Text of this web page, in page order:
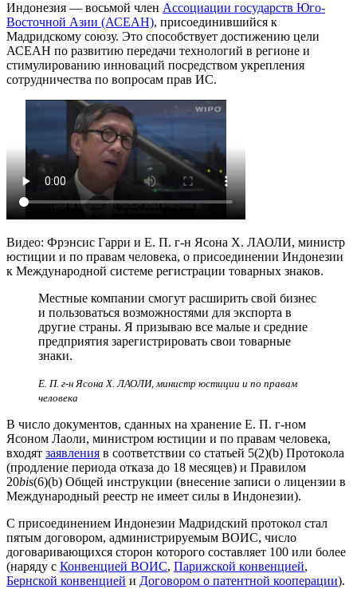
Индонезия — восьмой член Ассоциации государств Юго-
Восточной Азии (АСЕАН), присоединившийся к
Мадридскому союзу. Это способствует достижению цели
АСЕАН по развитию передачи технологий в регионе и
стимулированию инноваций посредством укрепления
сотрудничества по вопросам прав ИС.
Видео: Фрэнсис Гарри и Е. П. г-н Ясона Х. ЛАОЛИ, министр
юстиции и по правам человека, о присоединении Индонезии
к Международной системе регистрации товарных знаков.
Местные компании смогут расширить свой бизнес
и пользоваться возможностями для экспорта в
другие страны. Я призываю все малые и средние
предприятия зарегистрировать свои товарные
знаки.
Е. П. г-н Ясона Х. ЛАОЛИ, министр юстиции и по правам
человека
В число документов, сданных на хранение Е. П. г-ном
Ясоном Лаоли, министром юстиции и по правам человека,
входят заявления в соответствии со статьей 5(2)(b) Протокола
(продление периода отказа до 18 месяцев) и Правилом
20bis(6)(b) Общей инструкции (внесение записи о лицензии в
Международный реестр не имеет силы в Индонезии).
С присоединением Индонезии Мадридский протокол стал
пятым договором, администрируемым ВОИС, число
договаривающихся сторон которого составляет 100 или более
(наряду с Конвенцией ВОИС, Парижской конвенцией,
Бернской конвенцией и Договором о патентной кооперации).